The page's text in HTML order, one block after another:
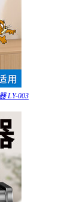
LY-003